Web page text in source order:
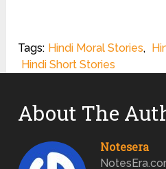
Tags: Hindi Moral Stories,
Hindi Short Stories
About The
Notesera